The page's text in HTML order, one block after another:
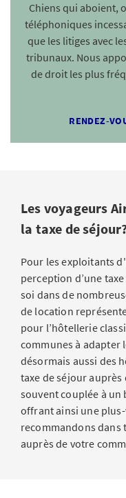
Chiens qui aboient,
téléphoniques
que les litiges avec
tribunaux. Nous
de droit les plus
RENDEZ-
Les voyageurs
la taxe de
Pour les exploitants
perception d’une
soi dans de
de location
pour l’hôtellerie
communes à adapter
désormais aussi des
taxe de séjour auprès
souvent couplée à
offrant ainsi une
recommandons dans
auprès de votre